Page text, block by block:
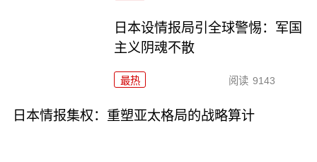
日本设情报局引全球警惕：军国
主义阴魂不散
最热 阅读 9143
日本情报集权：重塑亚太格局的战略算计